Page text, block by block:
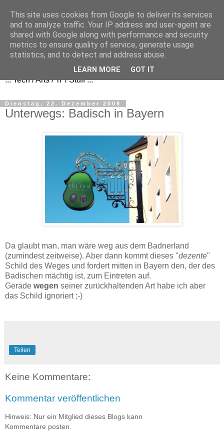
FezBook
... Tech / Arts / 'n' / Stuff ...
Dienstag, 22. Dezember 2009
Unterwegs: Badisch in Bayern
Da glaubt man, man wäre weg aus dem Badnerland
(zumindest zeitweise). Aber dann kommt dieses "dezente"
Schild des Weges und fordert mitten in Bayern den, der des
Badischen mächtig ist, zum Eintreten auf.
Gerade wegen seiner zurückhaltenden Art habe ich aber
das Schild ignoriert ;-)
Teilen
Keine Kommentare:
Kommentar veröffentlichen
Hinweis: Nur ein Mitglied dieses Blogs kann
Kommentare posten.
This site uses cookies from Google to deliver its services
and to analyze traffic. Your IP address and user-agent are
shared with Google along with performance and security
metrics to ensure quality of service, generate usage
statistics, and to detect and address abuse.
LEARN MORE GOT IT